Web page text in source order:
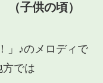
子供の頃）
」♪のメロディで
では